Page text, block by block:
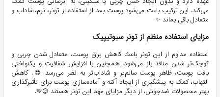
می‌کند. این ترکیب باعث می‌شود پوست بعد از استفاده از تونر، نرم، شاداب و
متعادل باقی بماند ✨
مزایای استفاده منظم از تونر سبوتیپیک
استفاده مداوم از این تونر باعث کاهش برق پوست، متعادل شدن چربی و
کوچک‌تر شدن منافذ باز می‌شود. همچنین با افزایش شفافیت و یکنواختی
بافت پوست، ظاهر پوست سالم‌تر و شاداب‌تر به نظر می‌رسد 😍. کاهش
التهاب، کمک به پیشگیری از ایجاد آکنه و آماده‌سازی پوست برای تأثیرگذاری
بهتر محصولات ضدجوش، از دیگر مزایای مهم این تونر هستند 😊💚.